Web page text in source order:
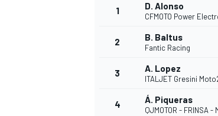
1 D. Alonso
CFMOTO Power
2 B. Baltus
Fantic Racing
3 A. Lopez
ITALJET Gresini
4 Á. Piqueras
QJMOTOR - FRINSA -